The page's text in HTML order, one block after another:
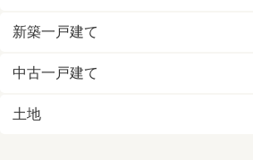
新築一戸建て
中古一戸建て
土地